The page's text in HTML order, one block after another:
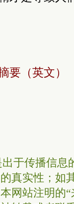
要（英文）
于传播信息
真实性；如
网站注明的